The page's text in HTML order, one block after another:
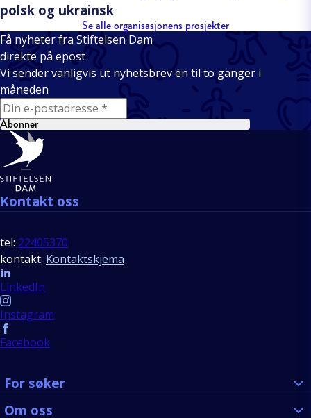
polsk og ukrainsk
Se alle organisasjonens prosjekter
Få nyheter fra Stiftelsen Dam
direkte på epost
Vi sender vanligvis ut nyhetsbrev én til to ganger i
måneden
E-mail
Abonner
Bunntekst
Kontakt oss
tel: 22405370
kontakt: Kontaktskjema
Follow us
LinkedIn
Instagram
Facebook
For søker
Om oss